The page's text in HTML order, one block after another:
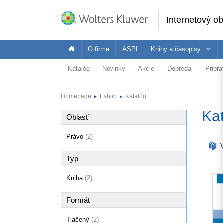
Internetový
O firme ASPI Knihy a časopisy
Oblasť
Dane a účtovníctvo
BOZP
Ponuka Wolters Kluwer je široká - pozrite
Katalóg Novinky Akcie Dopredaj
Homepage Eshop Katalóg
Oblasť
Právo (2)
Typ
Kniha (2)
Formát
Tlačený (2)